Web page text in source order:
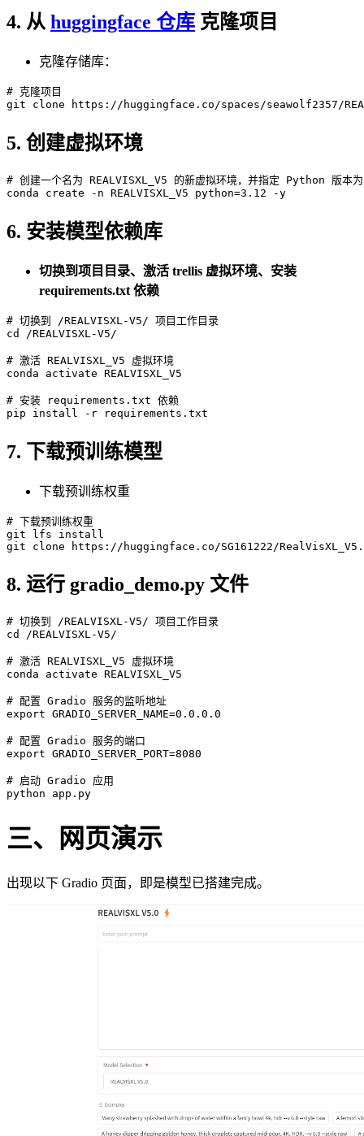
4. 从 huggingface 仓库 克隆项目
克隆存储库：
# 克隆项目
git clone
5. 创建虚拟环境
# 创建一个名为 REALVISXL_V5 的新虚拟环境，并指定 Python 版本
6. 安装模型依赖库
切换到项目目录、激活 trellis 虚拟环境、安装
requirements.txt 依赖
# 切换到 /REALVISXL-V5/ 项目工作目录
cd
/REALVISXL-V5/
# 激活 REALVISXL_V5 虚拟环境
conda activate REALVISXL_V5
# 安装 requirements.txt 依赖
7. 下载预训练模型
下载预训练权重
# 下载预训练权重
git
git clone https://huggingface.co/SG161222 /RealVisXL_V5 .
8. 运行 gradio_demo.py 文件
# 切换到 /REALVISXL-V5/ 项目工作目录
cd
/REALVISXL-V5/
# 激活 REALVISXL_V5 虚拟环境
conda activate REALVISXL_V5
# 配置 Gradio 服务的监听地址
export GRADIO_SERVER_NAME=0.0.0.0
# 配置 Gradio 服务的端口
export GRADIO_SERVER_PORT=8080
# 启动 Gradio 应用
三、网页演示
出现以下 Gradio 页面，即是模型已搭建完成。